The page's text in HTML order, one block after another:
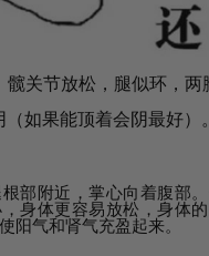
髋关节放松，腿似环，两
如果能顶着会阴最好）。
部附近，掌心向着腹部
身体更容易放松，身体
阳气和肾气充盈起来。